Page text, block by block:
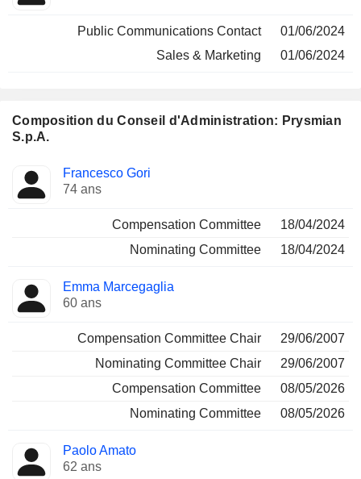
Public Communications Contact
01/06/2024
Sales & Marketing
01/06/2024
Composition du Conseil d'Administration: Prysmian
S.p.A.
Administrateur Comités
Francesco Gori
74 ans
Compensation Committee
18/04/2024
Nominating Committee
18/04/2024
Emma Marcegaglia
60 ans
Compensation Committee Chair
29/06/2007
Nominating Committee Chair
29/06/2007
Compensation Committee
08/05/2026
Nominating Committee
08/05/2026
Paolo Amato
62 ans